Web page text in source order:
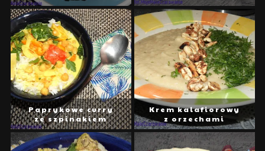
Paprykowe curry
ze szpinakiem
Krem kalafiorowy
z orzechami